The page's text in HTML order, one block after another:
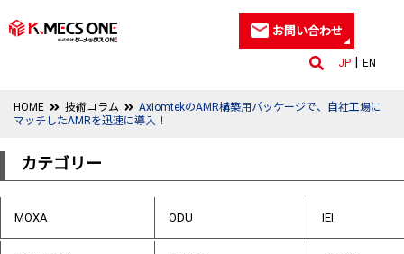
JP EN
お問い合わせ
HOME 技術コラム
AxiomtekのAMR構築用パッケージで、自社工場に
マッチしたAMRを迅速に導入！
カテゴリー
MOXA ODU IEI